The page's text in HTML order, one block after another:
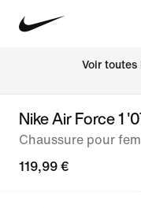
Voir toutes
Nike Air Force 1
Chaussure pour
119,99 €